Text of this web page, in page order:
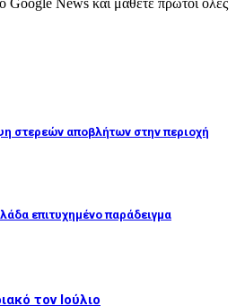
στερεών αποβλήτων στην περιοχή
επιτυχημένο παράδειγμα
τον Ιούλιο